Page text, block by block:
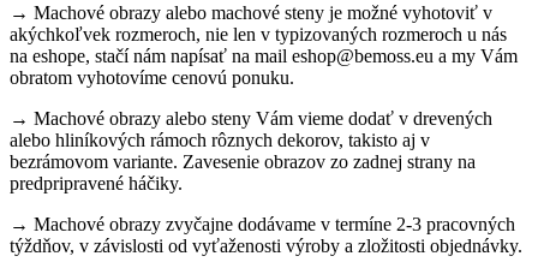
→ Machové obrazy alebo machové steny je možné vyhotoviť v
akýchkoľvek rozmeroch, nie len v typizovaných rozmeroch u nás
na eshope, stačí nám napísať na mail eshop@bemoss.eu a my Vám
obratom vyhotovíme cenovú ponuku.
→ Machové obrazy alebo steny Vám vieme dodať v drevených
alebo hliníkových rámoch rôznych dekorov, takisto aj v
bezrámovom variante. Zavesenie obrazov zo zadnej strany na
predpripravené háčiky.
→ Machové obrazy zvyčajne dodávame v termíne 2-3 pracovných
týždňov, v závislosti od vyťaženosti výroby a zložitosti objednávky.